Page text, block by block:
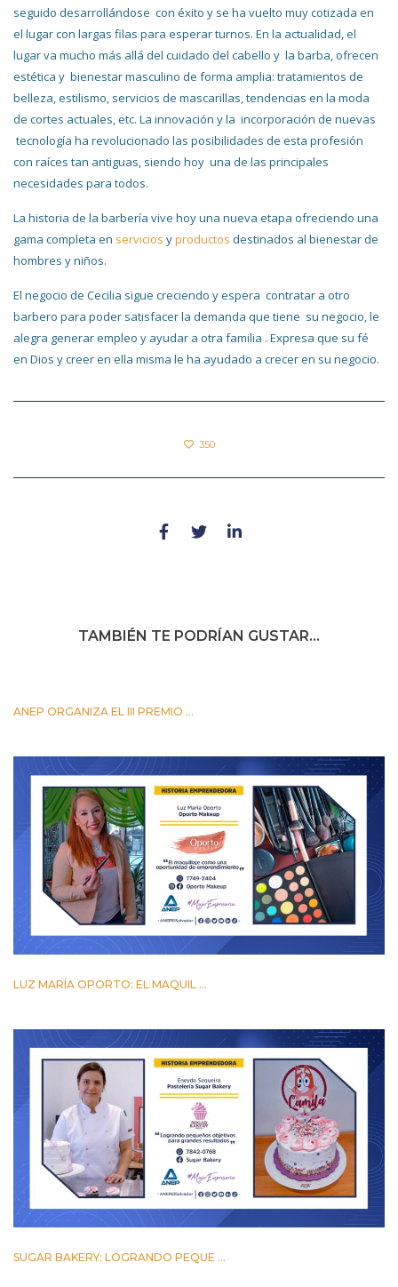
seguido desarrollándose con éxito y se ha vuelto muy cotizada en
el lugar con largas filas para esperar turnos. En la actualidad, el
lugar va mucho más allá del cuidado del cabello y la barba, ofrecen
estética y bienestar masculino de forma amplia: tratamientos de
belleza, estilismo, servicios de mascarillas, tendencias en la moda
de cortes actuales, etc. La innovación y la incorporación de nuevas
tecnología ha revolucionado las posibilidades de esta profesión
con raíces tan antiguas, siendo hoy una de las principales
necesidades para todos.
La historia de la barbería vive hoy una nueva etapa ofreciendo una
gama completa en servicios yproductos destinados al bienestar de
hombres y niños.
El negocio de Cecilia sigue creciendo yespera contratar a otro
barbero para poder satisfacer la demanda que tiene su negocio, le
alegra generar empleo y ayudar a otra familia . Expresa que su fé
en Dios y creer en ella misma le ha ayudado a crecer en su negocio.
350
TAMBIÉN TE PODRÍAN GUSTAR...
ANEP ORGANIZA EL III PREMIO ...
LUZ MARÍA OPORTO: EL MAQUIL ...
SUGAR BAKERY: LOGRANDO PEQUE ...